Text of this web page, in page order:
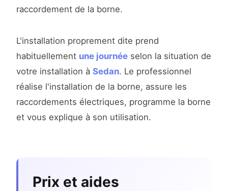
raccordement de la borne.
L'installation proprement dite prend
habituellement une journée selon la situation de
votre installation à Sedan. Le professionnel
réalise l'installation de la borne, assure les
raccordements électriques, programme la borne
et vous explique à son utilisation.
Prix et aides